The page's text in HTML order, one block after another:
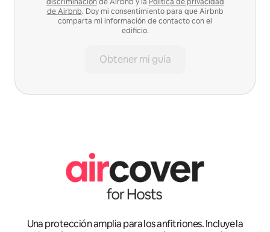
de Airbnb. Doy mi consentimiento para que Airbnb
comparta mi información de contacto con el
edificio.
Obtener mi guía
Una protección amplia para los anfitriones. Incluye la